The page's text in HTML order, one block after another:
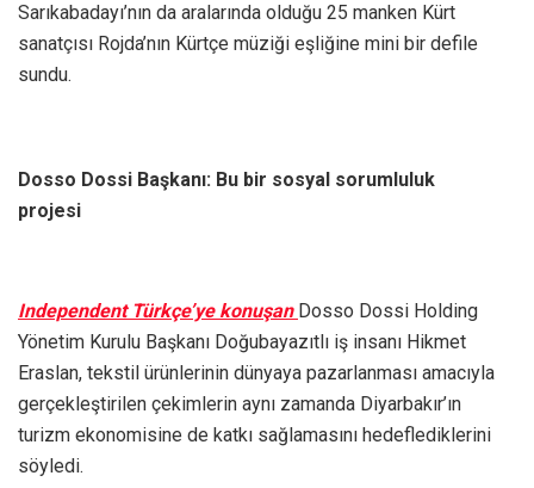
Sarıkabadayı’nın da aralarında olduğu 25 manken Kürt
sanatçısı Rojda’nın Kürtçe müziği eşliğine mini bir defile
sundu.
Dosso Dossi Başkanı: Bu bir sosyal sorumluluk
projesi
Independent Türkçe’ye konuşan Dosso Dossi Holding
Yönetim Kurulu Başkanı Doğubayazıtlı iş insanı Hikmet
Eraslan, tekstil ürünlerinin dünyaya pazarlanması amacıyla
gerçekleştirilen çekimlerin aynı zamanda Diyarbakır’ın
turizm ekonomisine de katkı sağlamasını hedeflediklerini
söyledi.